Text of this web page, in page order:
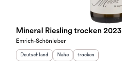
Mineral Riesling trocken 2023
Emrich-Schönleber
Herkunftsland
Deutschland Herkunftsregion:
Nahe Geschmack
trocken